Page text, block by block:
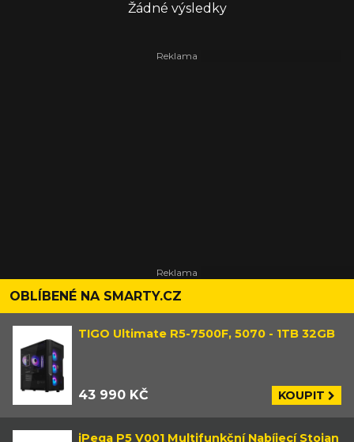
Žádné výsledky
OBLÍBENÉ NA SMARTY.CZ
TIGO Ultimate R5-7500F, 5070 - 1TB 32GB
43 990 KČ KOUPIT
iPega P5 V001 Multifunkční Nabíjecí Stojan